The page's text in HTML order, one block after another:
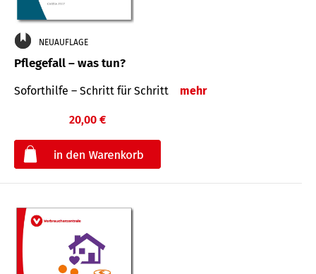
NEUAUFLAGE
Pflegefall – was tun?
Soforthilfe – Schritt für Schritt mehr
20,00 €